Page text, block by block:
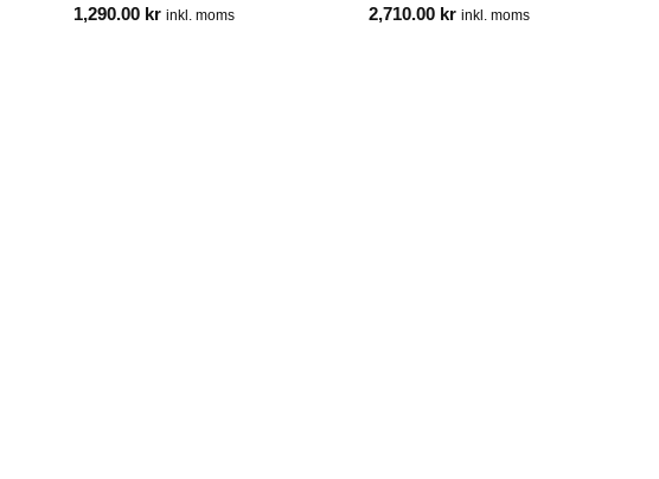
1,290.00 kr inkl. moms
2,710.00 kr inkl. moms